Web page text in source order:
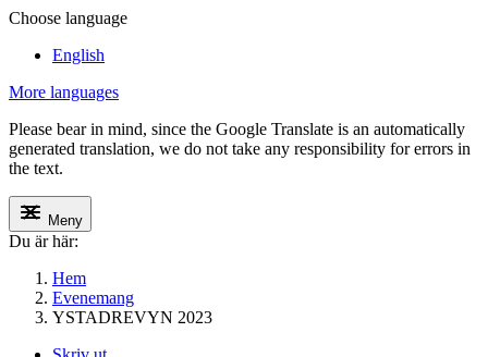
Choose language
English
More languages
Please bear in mind, since the Google Translate is an automatically
generated translation, we do not take any responsibility for errors in
the text.
Meny
Du är här:
Hem
Evenemang
YSTADREVYN 2023